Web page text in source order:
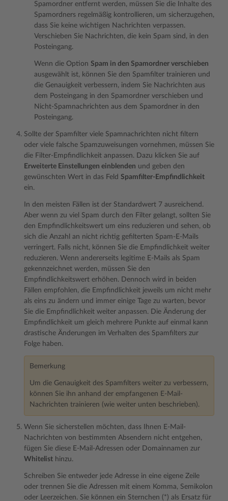
Spamordner entfernt werden, müssen Sie die Inhalte des
Spamordners regelmäßig kontrollieren, um sicherzugehen,
dass Sie keine wichtigen Nachrichten verpassen.
Verschieben Sie Nachrichten, die kein Spam sind, in den
Posteingang.
Wenn die Option Spam in den Spamordner verschieben
ausgewählt ist, können Sie den Spamfilter trainieren und
die Genauigkeit verbessern, indem Sie Nachrichten aus
dem Posteingang in den Spamordner verschieben und
Nicht-Spamnachrichten aus dem Spamordner in den
Posteingang.
Sollte der Spamfilter viele Spamnachrichten nicht filtern
oder viele falsche Spamzuweisungen vornehmen, müssen Sie
die Filter-Empfindlichkeit anpassen. Dazu klicken Sie auf
Erweiterte Einstellungen einblenden und geben den
gewünschten Wert in das Feld Spamfilter-Empfindlichkeit
ein.
In den meisten Fällen ist der Standardwert 7 ausreichend.
Aber wenn zu viel Spam durch den Filter gelangt, sollten Sie
den Empfindlichkeitswert um eins reduzieren und sehen, ob
sich die Anzahl an nicht richtig gefilterten Spam-E-Mails
verringert. Falls nicht, können Sie die Empfindlichkeit weiter
reduzieren. Wenn andererseits legitime E-Mails als Spam
gekennzeichnet werden, müssen Sie den
Empfindlichkeitswert erhöhen. Dennoch wird in beiden
Fällen empfohlen, die Empfindlichkeit jeweils um nicht mehr
als eins zu ändern und immer einige Tage zu warten, bevor
Sie die Empfindlichkeit weiter anpassen. Die Änderung der
Empfindlichkeit um gleich mehrere Punkte auf einmal kann
drastische Änderungen im Verhalten des Spamfilters zur
Folge haben.
Bemerkung
Um die Genauigkeit des Spamfilters weiter zu verbessern,
können Sie ihn anhand der empfangenen E-Mail-
Nachrichten trainieren (wie weiter unten beschrieben).
Wenn Sie sicherstellen möchten, dass Ihnen E-Mail-
Nachrichten von bestimmten Absendern nicht entgehen,
fügen Sie diese E-Mail-Adressen oder Domainnamen zur
Whitelist hinzu.
Schreiben Sie entweder jede Adresse in eine eigene Zeile
oder trennen Sie die Adressen mit einem Komma, Semikolon
oder Leerzeichen. Sie können ein Sternchen (*) als Ersatz für